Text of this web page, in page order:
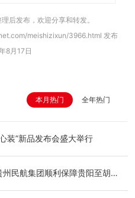
理后发布，欢迎分享和转发。
meishizixun/3966.html 发布
8月17日
本月热门 全年热门
装”新品发布会盛大举行
民航集团顺利保障贵阳至胡